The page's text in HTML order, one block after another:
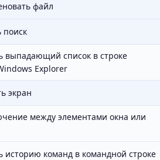
файл
поиск
выпадающий список в строке
Explorer
экран
между элементами окна или
историю команд в командной строке